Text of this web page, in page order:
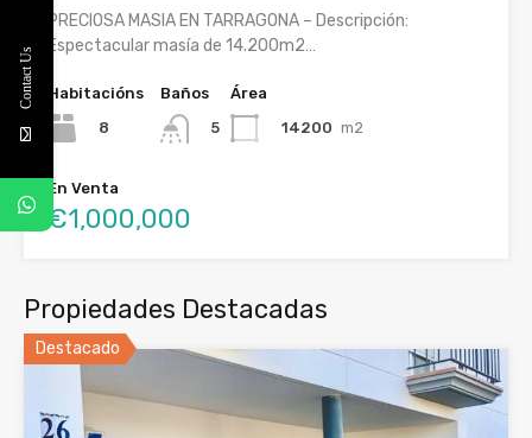
PRECIOSA MASIA EN TARRAGONA – Descripción:
Espectacular masía de 14.200m2…
Habitacións
8
Baños
5
Área
14200 m2
En Venta
€1,000,000
Propiedades Destacadas
Destacado
Contact Us